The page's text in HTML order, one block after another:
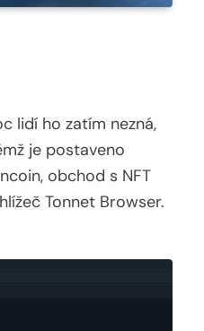
lidí ho zatím nezná,
je postaveno
obchod s NFT
Tonnet Browser.